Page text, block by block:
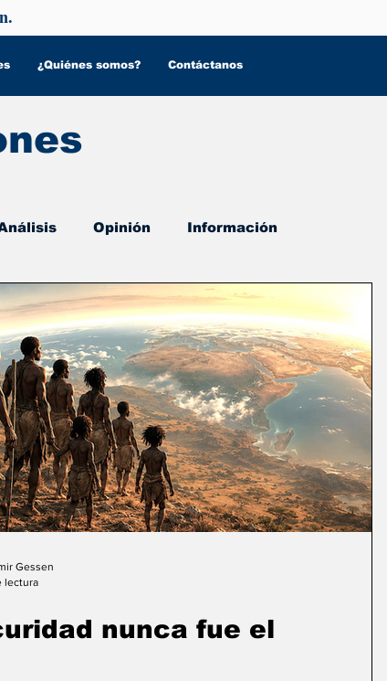
¿Quiénes somos? Contáctanos
Opinión Información
y Salud
nunca fue el
Gessen
lectura